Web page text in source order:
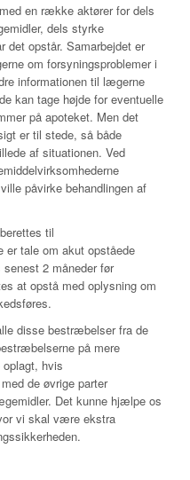
en række aktører for dels
dels styrke
det opstår. Samarbejdet er
om forsyningsproblemer i
informationen til lægerne
kan tage højde for eventuelle
på apoteket. Men det
er til stede, så både
af situationen. Ved
påvirke behandlingen af
til
tale om akut opståede
2 måneder før
at opstå med oplysning om
disse bestræbelser fra de
på mere
hvis
de øvrige parter
Det kunne hjælpe os
vi skal være ekstra